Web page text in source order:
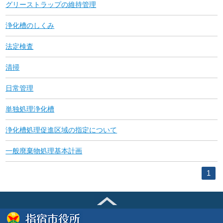
グリーストラップの維持管理
浄化槽のしくみ
法定検査
清掃
日常管理
単独処理浄化槽
浄化槽処理促進区域の指定について
一般廃棄物処理基本計画
1